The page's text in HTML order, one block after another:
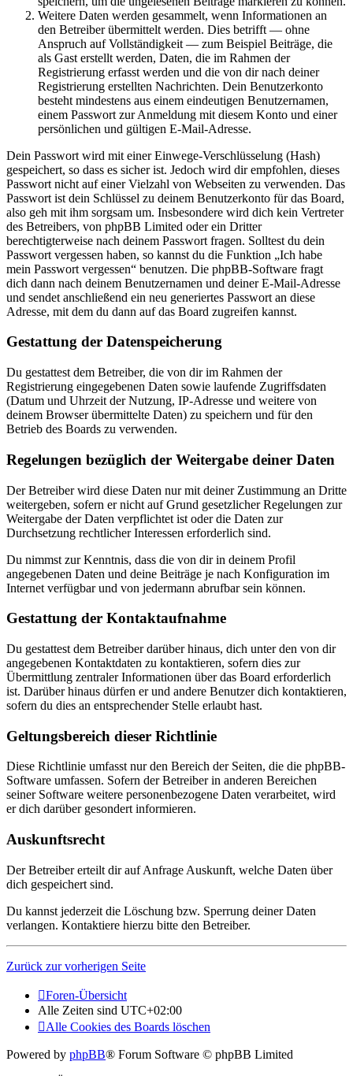
Weitere Daten werden gesammelt, wenn Informationen an
den Betreiber übermittelt werden. Dies betrifft — ohne
Anspruch auf Vollständigkeit — zum Beispiel Beiträge, die
als Gast erstellt werden, Daten, die im Rahmen der
Registrierung erfasst werden und die von dir nach deiner
Registrierung erstellten Nachrichten. Dein Benutzerkonto
besteht mindestens aus einem eindeutigen Benutzernamen,
einem Passwort zur Anmeldung mit diesem Konto und einer
persönlichen und gültigen E-Mail-Adresse.
Dein Passwort wird mit einer Einwege-Verschlüsselung (Hash)
gespeichert, so dass es sicher ist. Jedoch wird dir empfohlen, dieses
Passwort nicht auf einer Vielzahl von Webseiten zu verwenden. Das
Passwort ist dein Schlüssel zu deinem Benutzerkonto für das Board,
also geh mit ihm sorgsam um. Insbesondere wird dich kein Vertreter
des Betreibers, von phpBB Limited oder ein Dritter
berechtigterweise nach deinem Passwort fragen. Solltest du dein
Passwort vergessen haben, so kannst du die Funktion „Ich habe
mein Passwort vergessen“ benutzen. Die phpBB-Software fragt
dich dann nach deinem Benutzernamen und deiner E-Mail-Adresse
und sendet anschließend ein neu generiertes Passwort an diese
Adresse, mit dem du dann auf das Board zugreifen kannst.
Gestattung der Datenspeicherung
Du gestattest dem Betreiber, die von dir im Rahmen der
Registrierung eingegebenen Daten sowie laufende Zugriffsdaten
(Datum und Uhrzeit der Nutzung, IP-Adresse und weitere von
deinem Browser übermittelte Daten) zu speichern und für den
Betrieb des Boards zu verwenden.
Regelungen bezüglich der Weitergabe deiner Daten
Der Betreiber wird diese Daten nur mit deiner Zustimmung an Dritte
weitergeben, sofern er nicht auf Grund gesetzlicher Regelungen zur
Weitergabe der Daten verpflichtet ist oder die Daten zur
Durchsetzung rechtlicher Interessen erforderlich sind.
Du nimmst zur Kenntnis, dass die von dir in deinem Profil
angegebenen Daten und deine Beiträge je nach Konfiguration im
Internet verfügbar und von jedermann abrufbar sein können.
Gestattung der Kontaktaufnahme
Du gestattest dem Betreiber darüber hinaus, dich unter den von dir
angegebenen Kontaktdaten zu kontaktieren, sofern dies zur
Übermittlung zentraler Informationen über das Board erforderlich
ist. Darüber hinaus dürfen er und andere Benutzer dich kontaktieren,
sofern du dies an entsprechender Stelle erlaubt hast.
Geltungsbereich dieser Richtlinie
Diese Richtlinie umfasst nur den Bereich der Seiten, die die phpBB-
Software umfassen. Sofern der Betreiber in anderen Bereichen
seiner Software weitere personenbezogene Daten verarbeitet, wird
er dich darüber gesondert informieren.
Auskunftsrecht
Der Betreiber erteilt dir auf Anfrage Auskunft, welche Daten über
dich gespeichert sind.
Du kannst jederzeit die Löschung bzw. Sperrung deiner Daten
verlangen. Kontaktiere hierzu bitte den Betreiber.
Zurück zur vorherigen Seite
Foren-Übersicht
Alle Zeiten sind UTC+02:00
Alle Cookies des Boards löschen
Powered by phpBB® Forum Software © phpBB Limited